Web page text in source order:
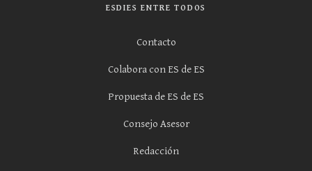
ESDIES ENTRE TODOS
Contacto
Colabora con ES de ES
Propuesta de ES de ES
Consejo Asesor
Redacción